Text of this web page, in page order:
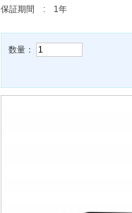
保証期間 : 1年
数量：